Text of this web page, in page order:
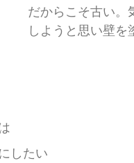
だからこそ古い。
しようと思い壁を
したい